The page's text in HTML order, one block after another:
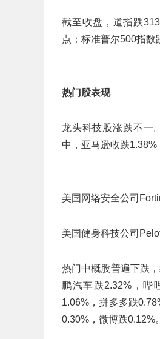
截至收盘，道指跌
点；标准普尔500指数
热门股表现
龙头科技股涨跌不一
中，亚马逊收跌1.38%
美国网络安全公司
美国健身科技公司
热门中概股普遍下跌
鹏汽车跌2.32%，哔
1.06%，拼多多跌
0.30%，微博跌0.12%。